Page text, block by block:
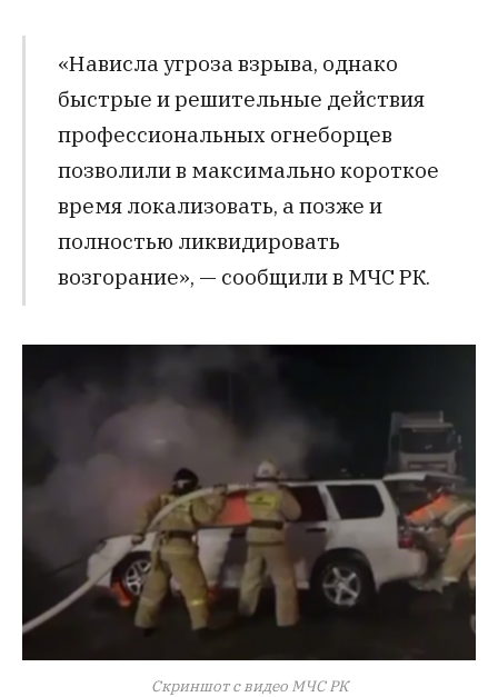
«Нависла угроза взрыва, однако
быстрые и решительные действия
профессиональных огнеборцев
позволили в максимально короткое
время локализовать, а позже и
полностью ликвидировать
возгорание», — сообщили в МЧС РК.
Скриншот с видео МЧС РК